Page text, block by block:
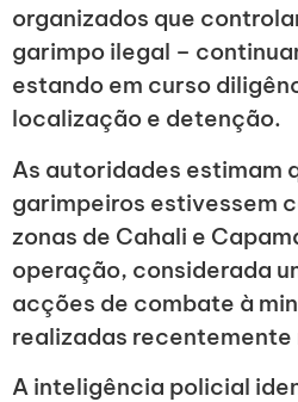
organizados que
garimpo ilegal –
estando em curso
localização e detenção.
As autoridades estimam
garimpeiros estivessem
zonas de Cahali e
operação, considerada
acções de combate à
realizadas recentemente
A inteligência policial